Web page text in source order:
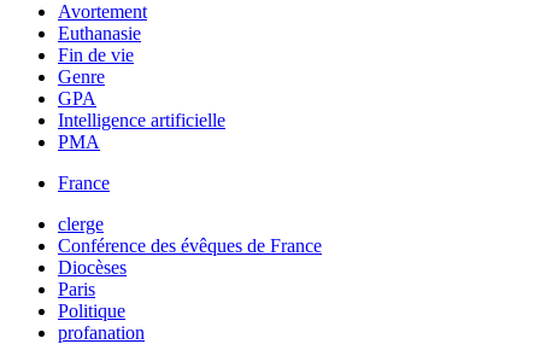
Avortement
Euthanasie
Fin de vie
Genre
GPA
Intelligence artificielle
PMA
France
clerge
Conférence des évêques de France
Diocèses
Paris
Politique
profanation